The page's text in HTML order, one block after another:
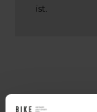
ist.
Hinter den